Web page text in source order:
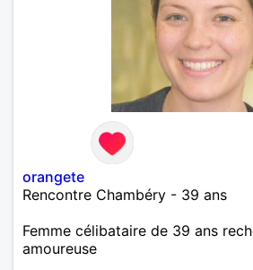
orangete
Rencontre Chambéry - 39 ans
Femme célibataire de 39 ans
amoureuse